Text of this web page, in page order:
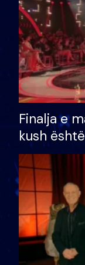
Finalja e
kush
shtëpinë
të fituar